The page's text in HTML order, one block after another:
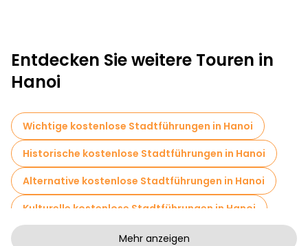
Entdecken Sie weitere Touren in
Hanoi
Wichtige kostenlose Stadtführungen in Hanoi
Historische kostenlose Stadtführungen in Hanoi
Alternative kostenlose Stadtführungen in Hanoi
Kulturelle kostenlose Stadtführungen in Hanoi
Kunstfreie Stadtführungen in Hanoi
Mehr anzeigen